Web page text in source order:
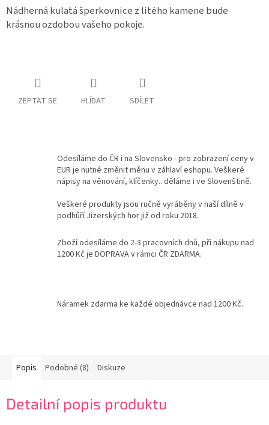
Kontakty
Měna
(CZK)
Nádherná kulatá šperkovnice z litého kamene bude
krásnou ozdobou vašeho pokoje.
ZEPTAT SE HLÍDAT SDÍLET
Odesíláme do ČR i na Slovensko - pro zobrazení ceny v
EUR je nutné změnit měnu v záhlaví eshopu. Veškeré
nápisy na věnování, klíčenky.. děláme i ve Slovenštině.
Veškeré produkty jsou ručně vyráběny v naší dílně v
podhůří Jizerských hor již od roku 2018.
Zboží odesíláme do 2-3 pracovních dnů, při nákupu nad
1200 Kč je DOPRAVA v rámci ČR ZDARMA.
Náramek zdarma ke každé objednávce nad 1200 Kč.
Popis Podobné (8) Diskuze
Detailní popis produktu